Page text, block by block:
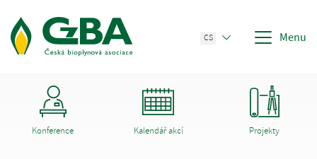
CS Menu
Konference Kalendář akcí Projekty